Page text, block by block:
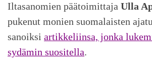
Iltasanomien päätoimittaja Ulla
pukenut monien suomalaisten
sanoiksi artikkeliinsa, jonka
sydämin suositella.